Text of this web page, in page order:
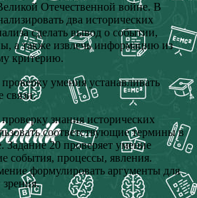
Отечественной войне. В
два исторических
сделать вывод о событии,
а также извлечь информацию из
критерию.
умения устанавливать
связи.
знания исторических
соответствующие термины в
Задание 20 проверяет умение
события, процессы, явления.
формулировать аргументы для